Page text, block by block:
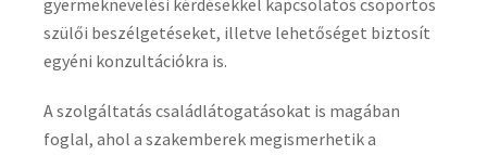
gyermeknevelési kérdésekkel kapcsolatos csoportos
szülői beszélgetéseket, illetve lehetőséget biztosít
egyéni konzultációkra is.
A szolgáltatás családlátogatásokat is magában
foglal, ahol a szakemberek megismerhetik a